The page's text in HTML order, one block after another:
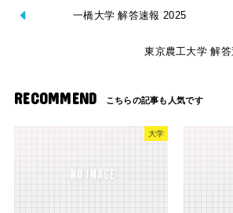
一橋大学 解答速報 2025
東京農工大学 解
RECOMMEND
大学